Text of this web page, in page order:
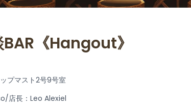
《Hangout》
プマスト2号9号室
店長：Leo Alexiel